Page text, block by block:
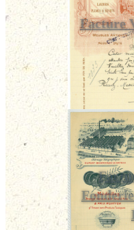
Facture